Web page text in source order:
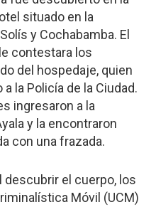
situado en la
y Cochabamba. El
contestara los
del hospedaje, quien
la Policía de la Ciudad.
ingresaron a la
y la encontraron
con una frazada.
descubrir el cuerpo, los
Móvil (UCM)